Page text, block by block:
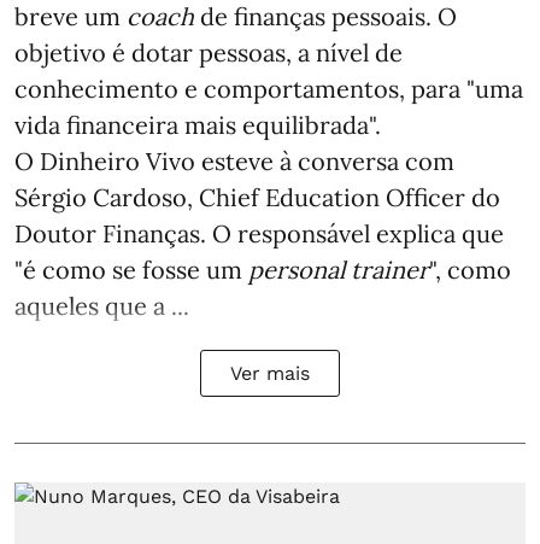
breve um coach de finanças pessoais. O
objetivo é dotar pessoas, a nível de
conhecimento e comportamentos, para "uma
vida financeira mais equilibrada".
O Dinheiro Vivo esteve à conversa com
Sérgio Cardoso, Chief Education Officer do
Doutor Finanças. O responsável explica que
"é como se fosse um personal trainer", como
aqueles que a ...
Ver mais